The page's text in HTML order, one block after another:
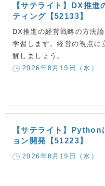
【サテライト】DX推
ティング【52133】
DX推進の経営戦略の方法
学習します。経営の視点に
解しましょう。
2026年8月19日（水）
【サテライト】
ョン開発【51223】
2026年8月19日（水）